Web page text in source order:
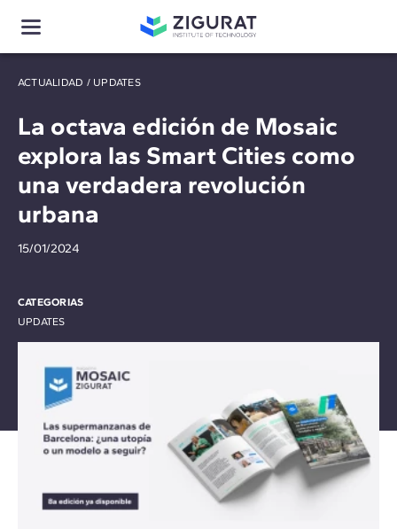
ACTUALIDAD / UPDATES
La octava edición de Mosaic
explora las Smart Cities como
una verdadera revolución
urbana
15/01/2024
CATEGORIAS
UPDATES